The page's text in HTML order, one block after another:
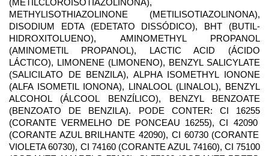
(METILCLOROISOTIAZOLINONA),
METHYLISOTHIAZOLINONE (METILISOTIAZOLINONA),
DISODIUM EDTA (EDETATO DISSÓDICO), BHT (BUTIL-
HIDROXITOLUENO), AMINOMETHYL PROPANOL
(AMINOMETIL PROPANOL), LACTIC ACID (ÁCIDO
LÁCTICO), LIMONENE (LIMONENO), BENZYL SALICYLATE
(SALICILATO DE BENZILA), ALPHA ISOMETHYL IONONE
(ALFA ISOMETIL IONONA), LINALOOL (LINALOL), BENZYL
ALCOHOL (ÁLCOOL BENZÍLICO), BENZYL BENZOATE
(BENZOATO DE BENZILA). PODE CONTER: CI 16255
(CORANTE VERMELHO DE PONCEAU 16255),CI 42090
(CORANTE AZUL BRILHANTE 42090), CI 60730(CORANTE
VIOLETA 60730), CI 74160(CORANTE AZUL 74160), CI 75100